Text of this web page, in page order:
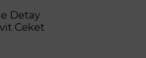
Detay
Ceket